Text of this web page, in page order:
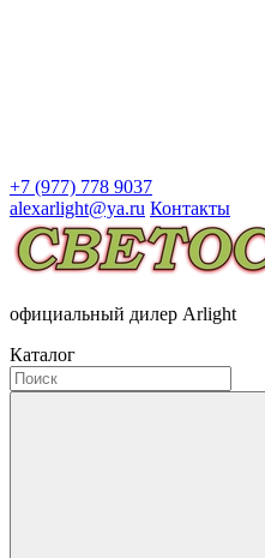
+7 (977) 778 9037
alexarlight@ya.ru Контакты
официальный дилер Arlight
Каталог